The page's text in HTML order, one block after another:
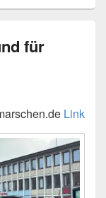
für
Link